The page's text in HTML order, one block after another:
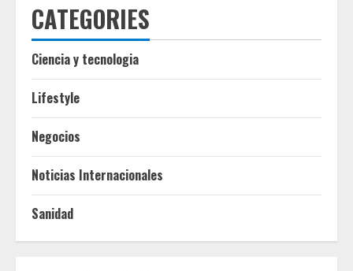
CATEGORIES
Ciencia y tecnologia
Lifestyle
Negocios
Noticias Internacionales
Sanidad